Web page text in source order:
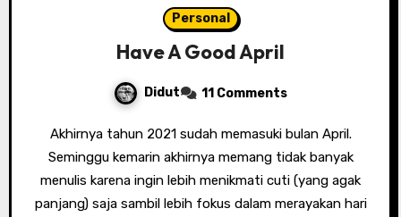
Personal
Have A Good April
Didut 11 Comments
Akhirnya tahun 2021 sudah memasuki bulan April.
Seminggu kemarin akhirnya memang tidak banyak
menulis karena ingin lebih menikmati cuti (yang agak
panjang) saja sambil lebih fokus dalam merayakan hari